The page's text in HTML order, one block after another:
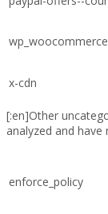
x-cdn
[:en]Other
analyzed and
enforce_policy